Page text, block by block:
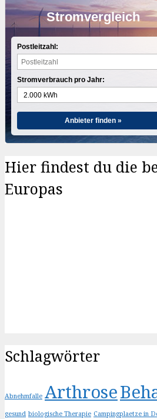
Stromvergleich
Postleitzahl:
Stromverbrauch pro Jahr:
Anbieter finden »
Hier findest du die
Europas
Schlagwörter
Abnehmfalle Arthrose
gesund biologische Therapie Campingplaetze in